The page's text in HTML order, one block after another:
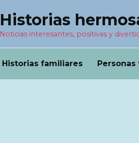
Historias
Noticias interesantes, positivas y
Historias familiares Personas